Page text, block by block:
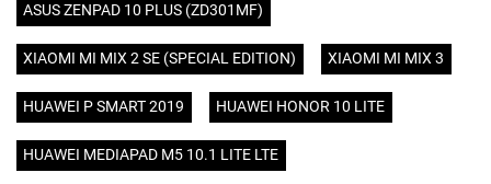
ASUS ZENPAD 10 PLUS (ZD301MF)
XIAOMI MI MIX 2 SE (SPECIAL EDITION) XIAOMI MI MIX 3
HUAWEI P SMART 2019 HUAWEI HONOR 10 LITE
HUAWEI MEDIAPAD M5 10.1 LITE LTE